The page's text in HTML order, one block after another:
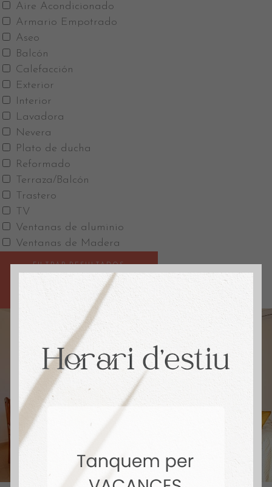
Aire Acondicionado
Armario Empotrado
Aseo
Balcón
Calefacción
Exterior
Interior
Lavadora
Nevera
Plato de ducha
Reformado
Terraza/Balcón
Trastero
TV
Ventanas de aluminio
Ventanas de Madera
FILTRAR RESULTADOS
GUARDAR BÚSQUEDA